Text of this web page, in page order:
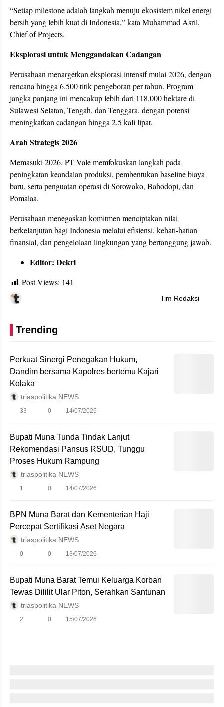
“Setiap milestone adalah langkah menuju ekosistem nikel energi
bersih yang lebih kuat di Indonesia,” kata Muhammad Asril,
Chief of Projects.
Eksplorasi untuk Menggandakan Cadangan
Perusahaan menargetkan eksplorasi intensif mulai 2026, dengan
rencana hingga 6.500 titik pengeboran per tahun. Program
jangka panjang ini mencakup lebih dari 118.000 hektare di
Sulawesi Selatan, Tengah, dan Tenggara, dengan potensi
meningkatkan cadangan hingga 2,5 kali lipat.
Arah Strategis 2026
Memasuki 2026, PT Vale memfokuskan langkah pada
peningkatan keandalan produksi, pembentukan baseline biaya
baru, serta penguatan operasi di Sorowako, Bahodopi, dan
Pomalaa.
Perusahaan menegaskan komitmen menciptakan nilai
berkelanjutan bagi Indonesia melalui efisiensi, kehati-hatian
finansial, dan pengelolaan lingkungan yang bertanggung jawab.
Editor: Dekri
Post Views: 141
Tim Redaksi
Trending
Perkuat Sinergi Penegakan Hukum,
Dandim bersama Kapolres bertemu Kajari
Kolaka
triaspolitika NEWS
33 0 14/07/2026
Bupati Muna Tunda Tindak Lanjut
Rekomendasi Pansus RSUD, Tunggu
Proses Hukum Rampung
triaspolitika NEWS
1 0 14/07/2026
BPN Muna Barat dan Kementerian Haji
Percepat Sertifikasi Aset Negara
triaspolitika NEWS
0 0 13/07/2026
Bupati Muna Barat Temui Keluarga Korban
Tewas Dililit Ular Piton, Serahkan Santunan
triaspolitika NEWS
2 0 15/07/2026